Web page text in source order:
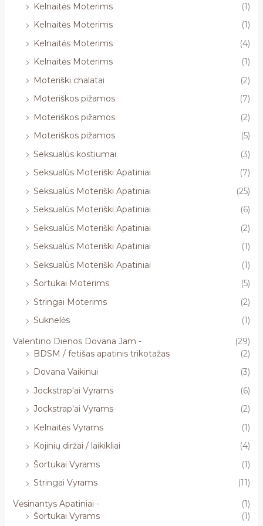
Kelnaitės Moterims
(1)
Kelnaitės Moterims
(1)
Kelnaitės Moterims
(4)
Kelnaitės Moterims
(1)
Moteriški chalatai
(2)
Moteriškos pižamos
(7)
Moteriškos pižamos
(2)
Moteriškos pižamos
(5)
Seksualūs kostiumai
(3)
Seksualūs Moteriški Apatiniai
(7)
Seksualūs Moteriški Apatiniai
(25)
Seksualūs Moteriški Apatiniai
(6)
Seksualūs Moteriški Apatiniai
(2)
Seksualūs Moteriški Apatiniai
(1)
Seksualūs Moteriški Apatiniai
(1)
Šortukai Moterims
(5)
Stringai Moterims
(2)
Suknelės
(1)
Valentino Dienos Dovana Jam -
(29)
BDSM / fetišas apatinis trikotažas
(2)
Dovana Vaikinui
(3)
Jockstrap'ai Vyrams
(6)
Jockstrap'ai Vyrams
(2)
Kelnaitės Vyrams
(1)
Kojinių diržai / laikikliai
(4)
Šortukai Vyrams
(1)
Stringai Vyrams
(11)
Vėsinantys Apatiniai -
(1)
Šortukai Vyrams
(1)